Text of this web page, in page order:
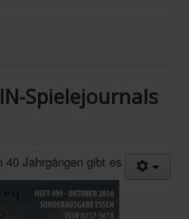
Spielejournals
40 Jahrgängen gibt es